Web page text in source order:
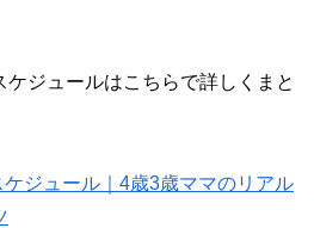
ジュールはこちらで詳しくまと
ジュール｜4歳3歳ママのリアル